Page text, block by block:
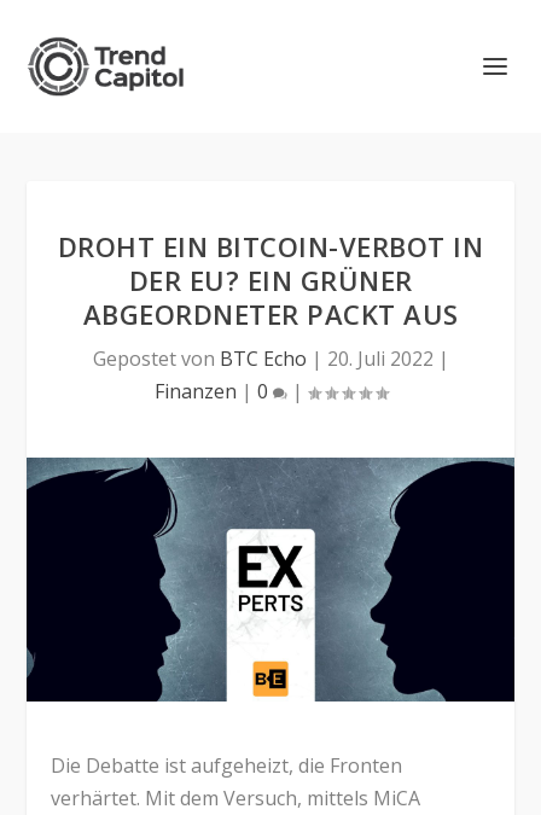
DROHT EIN BITCOIN-VERBOT IN
DER EU? EIN GRÜNER
ABGEORDNETER PACKT AUS
Gepostet von BTC Echo | 20. Juli 2022 |
Finanzen | 0 |
Die Debatte ist aufgeheizt, die Fronten
verhärtet. Mit dem Versuch, mittels MiCA